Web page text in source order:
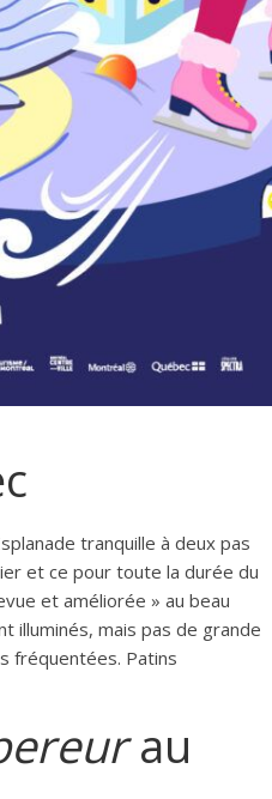
tranquille à deux pas
et ce pour toute la durée du
et améliorée » au beau
illuminés, mais pas de grande
fréquentées. Patins
au